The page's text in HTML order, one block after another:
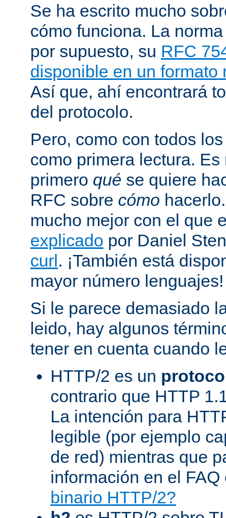
Se ha escrito mucho
cómo funciona. La
por supuesto, su RFC
disponible en un formato
Así que, ahí encontrará
del protocolo.
Pero, como con todos
como primera lectura.
primero qué se quiere
RFC sobre cómo
mucho mejor con el que
explicado por Daniel
curl. ¡También está
mayor número lenguajes!
Si le parece demasiado
leido, hay algunos
tener en cuenta cuando
HTTP/2 es un
contrario que HTTP
La intención para
legible (por ejemplo
de red) mientras que
información en el
binario HTTP/2?